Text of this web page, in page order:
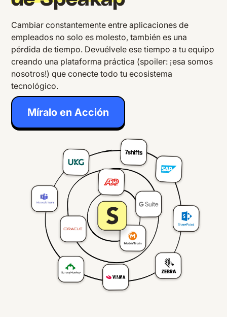
Cambiar constantemente entre aplicaciones de
empleados no solo es molesto, también es una
pérdida de tiempo. Devuélvele ese tiempo a tu equipo
creando una plataforma práctica (spoiler: ¡esa somos
nosotros!) que conecte todo tu ecosistema
tecnológico.
Míralo en Acción